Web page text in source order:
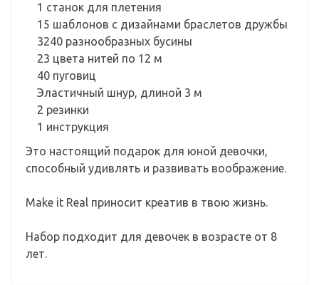
1 станок для плетения
15 шаблонов с дизайнами браслетов дружбы
3240 разнообразных бусины
23 цвета нитей по 12 м
40 пуговиц
Эластичный шнур, длиной 3 м
2 резинки
1 инструкция
Это настоящий подарок для юной девочки,
способный удивлять и развивать воображение.
Make it Real приносит креатив в твою жизнь.
Набор подходит для девочек в возрасте от 8
лет.